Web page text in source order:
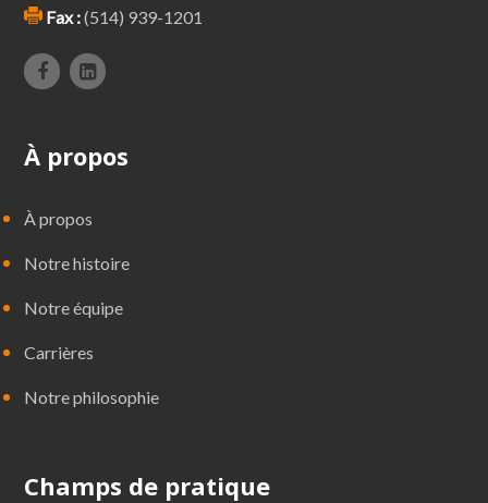
Fax :(514) 939-1201
À propos
À propos
Notre histoire
Notre équipe
Carrières
Notre philosophie
Champs de pratique